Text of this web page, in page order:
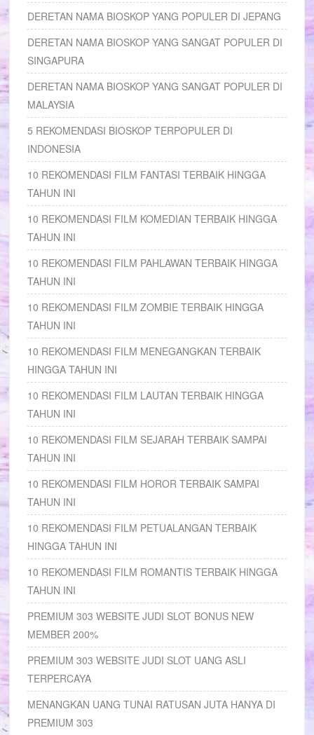
DERETAN NAMA BIOSKOP YANG POPULER DI JEPANG
DERETAN NAMA BIOSKOP YANG SANGAT POPULER DI
SINGAPURA
DERETAN NAMA BIOSKOP YANG SANGAT POPULER DI
MALAYSIA
5 REKOMENDASI BIOSKOP TERPOPULER DI
INDONESIA
10 REKOMENDASI FILM FANTASI TERBAIK HINGGA
TAHUN INI
10 REKOMENDASI FILM KOMEDIAN TERBAIK HINGGA
TAHUN INI
10 REKOMENDASI FILM PAHLAWAN TERBAIK HINGGA
TAHUN INI
10 REKOMENDASI FILM ZOMBIE TERBAIK HINGGA
TAHUN INI
10 REKOMENDASI FILM MENEGANGKAN TERBAIK
HINGGA TAHUN INI
10 REKOMENDASI FILM LAUTAN TERBAIK HINGGA
TAHUN INI
10 REKOMENDASI FILM SEJARAH TERBAIK SAMPAI
TAHUN INI
10 REKOMENDASI FILM HOROR TERBAIK SAMPAI
TAHUN INI
10 REKOMENDASI FILM PETUALANGAN TERBAIK
HINGGA TAHUN INI
10 REKOMENDASI FILM ROMANTIS TERBAIK HINGGA
TAHUN INI
PREMIUM 303 WEBSITE JUDI SLOT BONUS NEW
MEMBER 200%
PREMIUM 303 WEBSITE JUDI SLOT UANG ASLI
TERPERCAYA
MENANGKAN UANG TUNAI RATUSAN JUTA HANYA DI
PREMIUM 303